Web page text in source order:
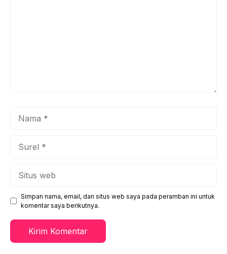
Simpan nama, email, dan situs web saya pada peramban ini untuk
komentar saya berikutnya.